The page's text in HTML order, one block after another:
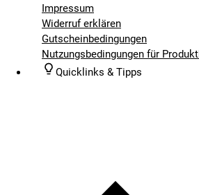
Impressum
Widerruf erklären
Gutscheinbedingungen
Nutzungsbedingungen für
Quicklinks & Tipps